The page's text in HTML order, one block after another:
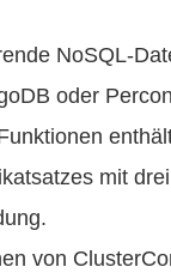
NoSQL-
oder
mit
von